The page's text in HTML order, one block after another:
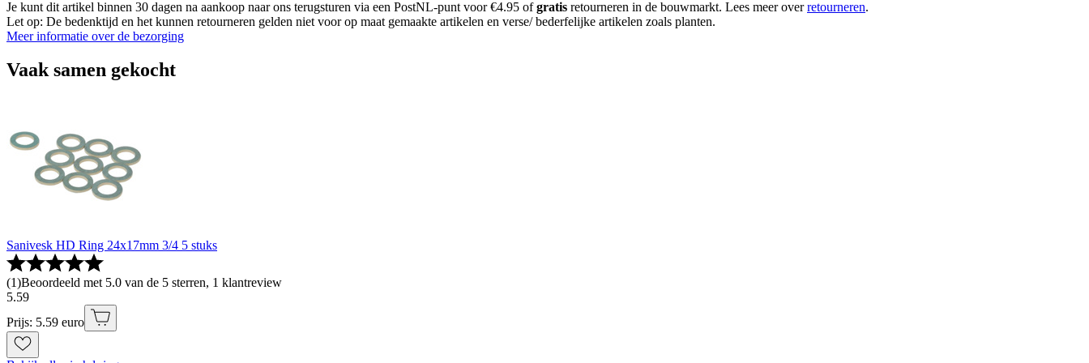
Je kunt dit artikel binnen 30 dagen na aankoop naar ons terugsturen via een PostNL-punt voor €4.95 ofgratis retourneren in de bouwmarkt. Lees meer overretourneren.
Let op: De bedenktijd en het kunnen retourneren gelden niet voor op maat gemaakte artikelen en verse/ bederfelijke artikelen zoals planten.
Meer informatie over de bezorging
Vaak samen gekocht
Sanivesk HD Ring 24x17mm 3/4 5 stuks
(1)Beoordeeld met 5.0 van de 5 sterren, 1 klantreview
5.59
Prijs: 5.59 euro